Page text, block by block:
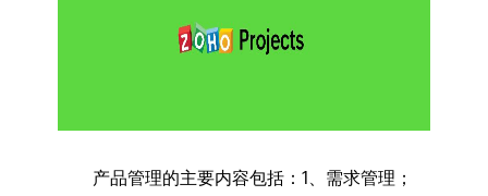
产品管理的主要内容包括：1、需求管理；